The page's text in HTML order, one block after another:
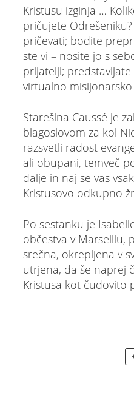
Kristusu izginja …
pričujete
pričevati; bodite
ste vi – nosite jo s
prijatelji;
virtualno misijonarsko
Starešina Caussé je
blagoslovom za kol
razsvetli radost
ali obupani, temveč
dalje in naj se vas
Kristusovo odkupno
Po sestanku je
občestva v Marseillu,
srečna, okrepljena v
utrjena, da še naprej
Kristusa kot čudovito